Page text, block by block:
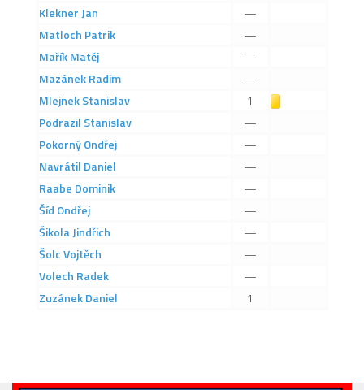
2020/21
2019/20
2018/19
2015/16
2016/17
Vzkazy
B tým
Zápasy MB 2026/27
Hráči
Realizační tým
Zápasy MB 2024/25
Klekner Jan
—
Matloch Patrik
—
Mařík Matěj
—
Mazánek Radim
—
Mlejnek Stanislav 1
Podrazil Stanislav
—
Pokorný Ondřej
—
Navrátil Daniel
—
Raabe Dominik
—
Šíd Ondřej
—
Šikola Jindřich
—
ŠolcVojtěch
—
Volech Radek
—
Zuzánek Daniel 1